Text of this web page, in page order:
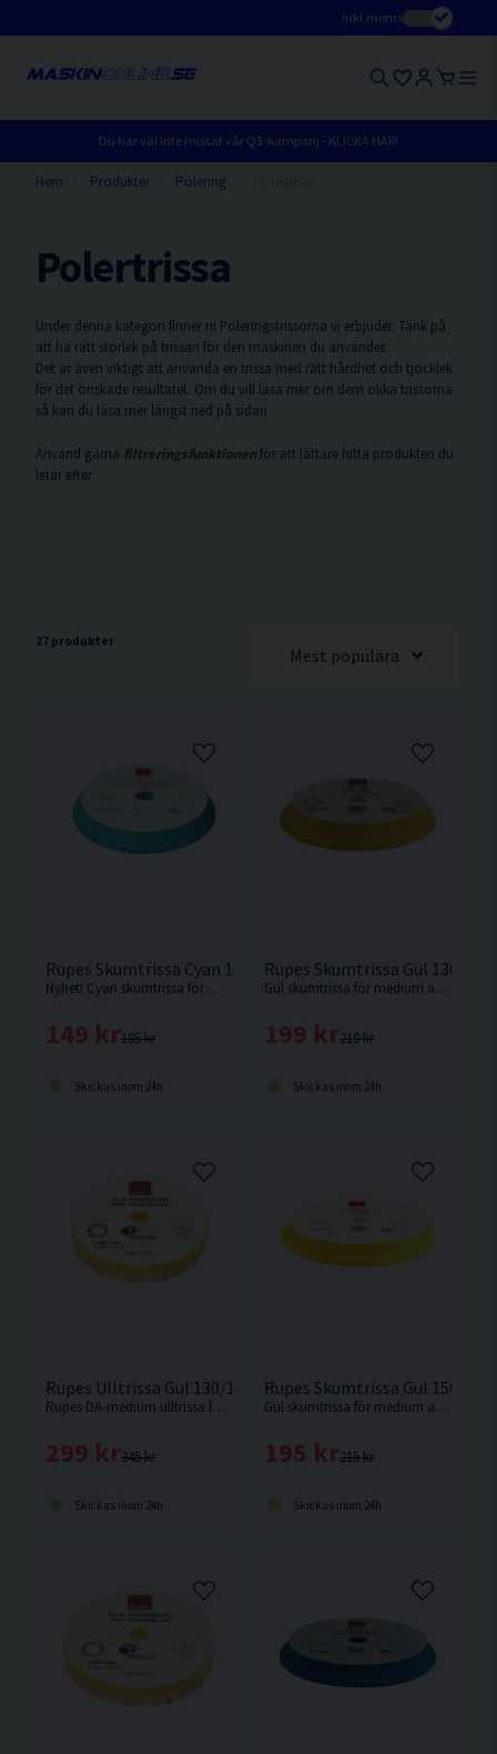
Inkl.moms
Du har väl inte missat vår Q3-kampanj - KLICKA HÄR!
Hem Produkter Polering
Polertrissa
Under denna kategori finner ni Poleringstrissorna vi erbjuder. Tänk på
att ha rätt storlek på trissan för den maskinen du använder.
Det är även viktigt att använda en trissa med rätt hårdhet och tjocklek
för det önskade resultatet. Om du vill läsa mer om dem olika trissorna
så kan du läsa mer längst ned på sidan.
Använd gärna filtreringsfunktionenför att lättare hitta produkten du
letar efter
27 produkter
Mest populära
Rupes Skumtrissa Cyan 130/150mm
Nyhet! Cyan skumtrissa för medium/hård aggressivitet. Perfekt enstegstrissa. Passar Rupes LHR15 eller motsvarande med 130mm fästplatta.
185 kr
149 kr
Skickas inom 24h
Rupes Skumtrissa Gul 130/
Gul skumtrissa för medium aggressivitet. Passar Rupes LHR15 eller motsvarande med 130mm fästplatta.
210 kr
199 kr
Skickas inom 24h
Rupes Ulltrissa Gul 130/145mm
Rupes DA-medium ulltrissa förenar snabb borttagning av defekter samtidigt som den lämnar en högblank yta efter sig. Passar Rupes LHR15 eller motsvarande med 130mm fästplatta.
345 kr
299 kr
Skickas inom 24h
Rupes Skumtrissa Gul 150/
Gul skumtrissa för medium aggressivitet. Passar Rupes LHR21 eller motsvarande med 150mm fästplatta.
215 kr
195 kr
Skickas inom 24h